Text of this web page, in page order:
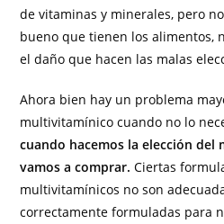
de vitaminas y minerales, pero
bueno que tienen los alimentos,
el daño que hacen las malas
Ahora bien hay un problema
multivitamínico cuando no lo
cuando hacemos la elección
vamos a comprar. Ciertas
multivitamínicos no son
correctamente formuladas para